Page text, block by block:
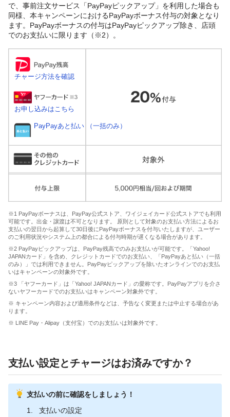
で、事前注文サービス「PayPayピックアップ」を利用した場合も
同様、本キャンペーンにおけるPayPayボーナス付与の対象となり
ます。PayPayボーナスの付与はPayPayピックアップ除き、店頭
でのお支払いに限ります（※2）。
チャージ方法を確認
お申し込みはこちら
PayPayあと払い （一括のみ）
※1 PayPayボーナスは、PayPay公式ストア、ワイジェイカード公式ストアでも利用
可能です。出金・譲渡は不可となります。 原則として対象のお支払い方法によるお
支払いの翌日から起算して30日後にPayPayボーナスを付与いたしますが、ユーザー
のご利用状況やシステム上の都合による付与時期が遅くなる場合があります。
※2 PayPayピックアップは、PayPay残高でのみお支払いが可能です。「Yahoo!
JAPANカード」を含め、クレジットカードでのお支払い、「PayPayあと払い（一括
のみ）」では利用できません。PayPayピックアップを除いたオンラインでのお支払
いはキャンペーンの対象外です。
※3 「ヤフーカード」は「Yahoo! JAPANカード」の愛称です。PayPayアプリを介さ
ないヤフーカードでのお支払いはキャンペーン対象外です。
※ キャンペーン内容および適用条件などは、予告なく変更または中止する場合があ
ります。
※ LINE Pay・Alipay（支付宝）でのお支払いは対象外です。
支払い設定とチャージはお済みですか？
支払いの前に確認をしましょう！
支払いの設定